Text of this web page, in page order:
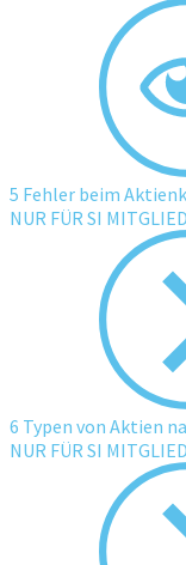
5 Fehler beim
NUR FÜR SI
6 Typen von Aktien
NUR FÜR SI